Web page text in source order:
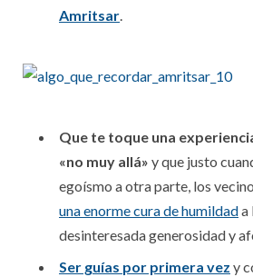
Amritsar.
Que te toque una
«no muy allá» y que justo
egoísmo a otra parte, los
una enorme cura de humildada
desinteresada generosidad y
Ser guías por primera vez y